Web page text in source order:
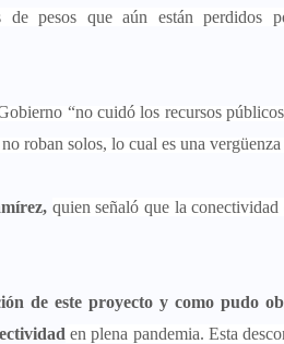
de pesos que aún están perdidos
“no cuidó los recursos
roban solos, lo cual es una vergüenza
quien señaló que la
de este proyecto y como pudo
en plena pandemia. Esta